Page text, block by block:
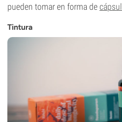
pueden tomar en forma de
Tintura